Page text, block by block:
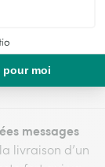
produit
ou de la
messages
livraison d’un